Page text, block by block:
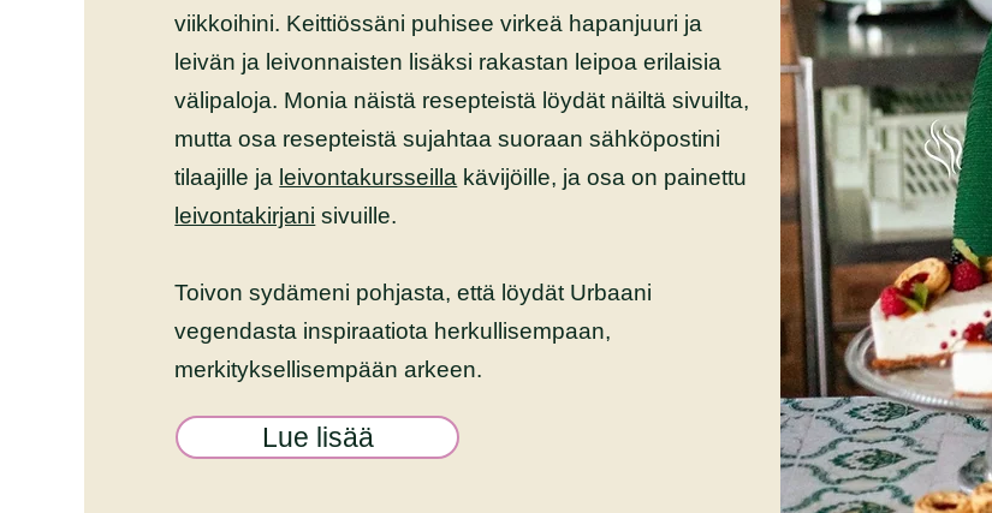
viikkoihini. Keittiössäni puhisee virkeä hapanjuuri ja
leivän ja leivonnaisten lisäksi rakastan leipoa erilaisia
välipaloja. Monia näistä resepteistä löydät näiltä sivuilta,
mutta osa resepteistä sujahtaa suoraan sähköpostini
tilaajille ja leivontakursseilla kävijöille, ja osa on painettu
leivontakirjani sivuille.
Toivon sydämeni pohjasta, että löydät Urbaani
vegendasta inspiraatiota herkullisempaan,
merkityksellisempään arkeen.
Lue lisää